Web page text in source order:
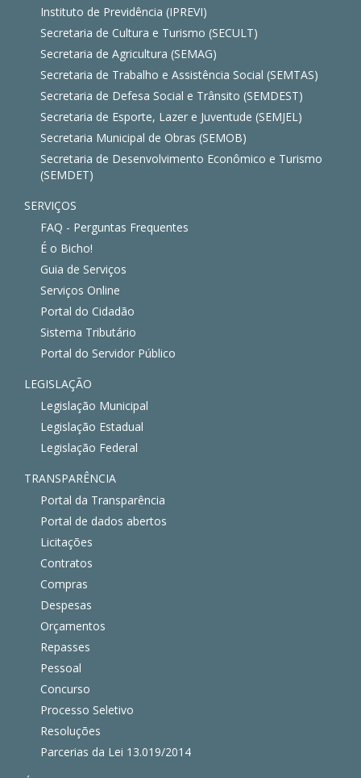
Instituto de Previdência (IPREVI)
Secretaria de Cultura e Turismo (SECULT)
Secretaria de Agricultura (SEMAG)
Secretaria de Trabalho e Assistência Social (SEMTAS)
Secretaria de Defesa Social e Trânsito (SEMDEST)
Secretaria de Esporte, Lazer e Juventude (SEMJEL)
Secretaria Municipal de Obras (SEMOB)
Secretaria de Desenvolvimento Econômico e Turismo
(SEMDET)
SERVIÇOS
FAQ - Perguntas Frequentes
É o Bicho!
Guia de Serviços
Serviços Online
Portal do Cidadão
Sistema Tributário
Portal do Servidor Público
LEGISLAÇÃO
Legislação Municipal
Legislação Estadual
Legislação Federal
TRANSPARÊNCIA
Portal da Transparência
Portal de dados abertos
Licitações
Contratos
Compras
Despesas
Orçamentos
Repasses
Pessoal
Concurso
Processo Seletivo
Resoluções
Parcerias da Lei 13.019/2014